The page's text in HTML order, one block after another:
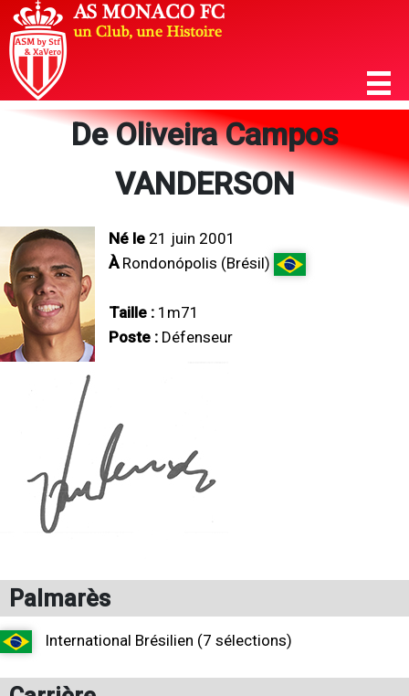
De Oliveira Campos
VANDERSON
Né le 21 juin 2001
ÀRondonópolis (Brésil)
Taille : 1m71
Poste : Défenseur
Palmarès
International Brésilien (7 sélections)